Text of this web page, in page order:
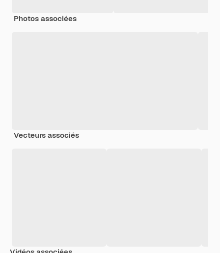
Photos associées
Vecteurs associés